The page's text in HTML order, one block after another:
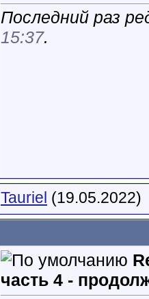
Последний раз
15:37.
Tauriel (19.05.2022)
часть 4 -